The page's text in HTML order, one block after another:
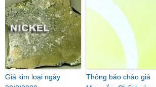
Giá kim loại ngày
Thông báo chào giá